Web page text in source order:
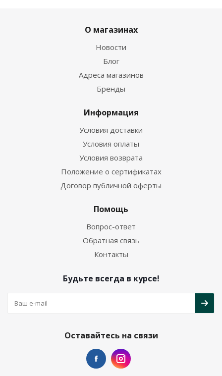
О магазинах
Новости
Блог
Адреса магазинов
Бренды
Информация
Условия доставки
Условия оплаты
Условия возврата
Положение о сертификатах
Договор публичной оферты
Помощь
Вопрос-ответ
Обратная связь
Контакты
Будьте всегда в курсе!
Оставайтесь на связи